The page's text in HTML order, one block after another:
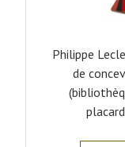
Philippe
de